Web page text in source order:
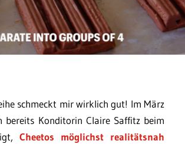
schmeckt mir wirklich gut! Im März
bereits Konditorin Claire Saffitz beim
Cheetos möglichst realitätsnah